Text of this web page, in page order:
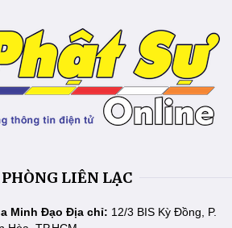
LIÊN LẠC
Minh Đạo Địa chỉ: 12/3 BIS Kỳ Đồng, P.